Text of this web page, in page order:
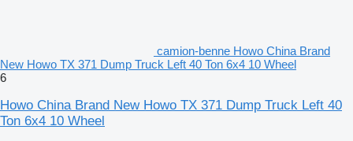
camion-benne Howo China Brand
New Howo TX 371 Dump Truck Left 40 Ton 6x4 10 Wheel
6
Howo China Brand New Howo TX 371 Dump Truck Left 40
Ton 6x4 10 Wheel